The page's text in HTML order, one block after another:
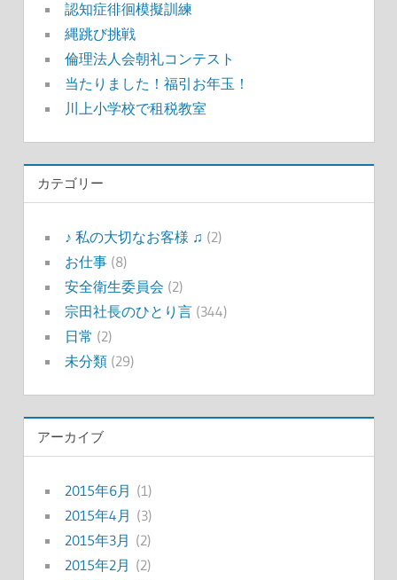
認知症徘徊模擬訓練
縄跳び挑戦
倫理法人会朝礼コンテスト
当たりました！福引お年玉！
川上小学校で租税教室
カテゴリー
♪ 私の大切なお客様 ♫ (2)
お仕事(8)
安全衛生委員会 (2)
宗田社長のひとり言(344)
日常 (2)
未分類(29)
アーカイブ
2015年6月 (1)
2015年4月 (3)
2015年3月 (2)
2015年2月 (2)